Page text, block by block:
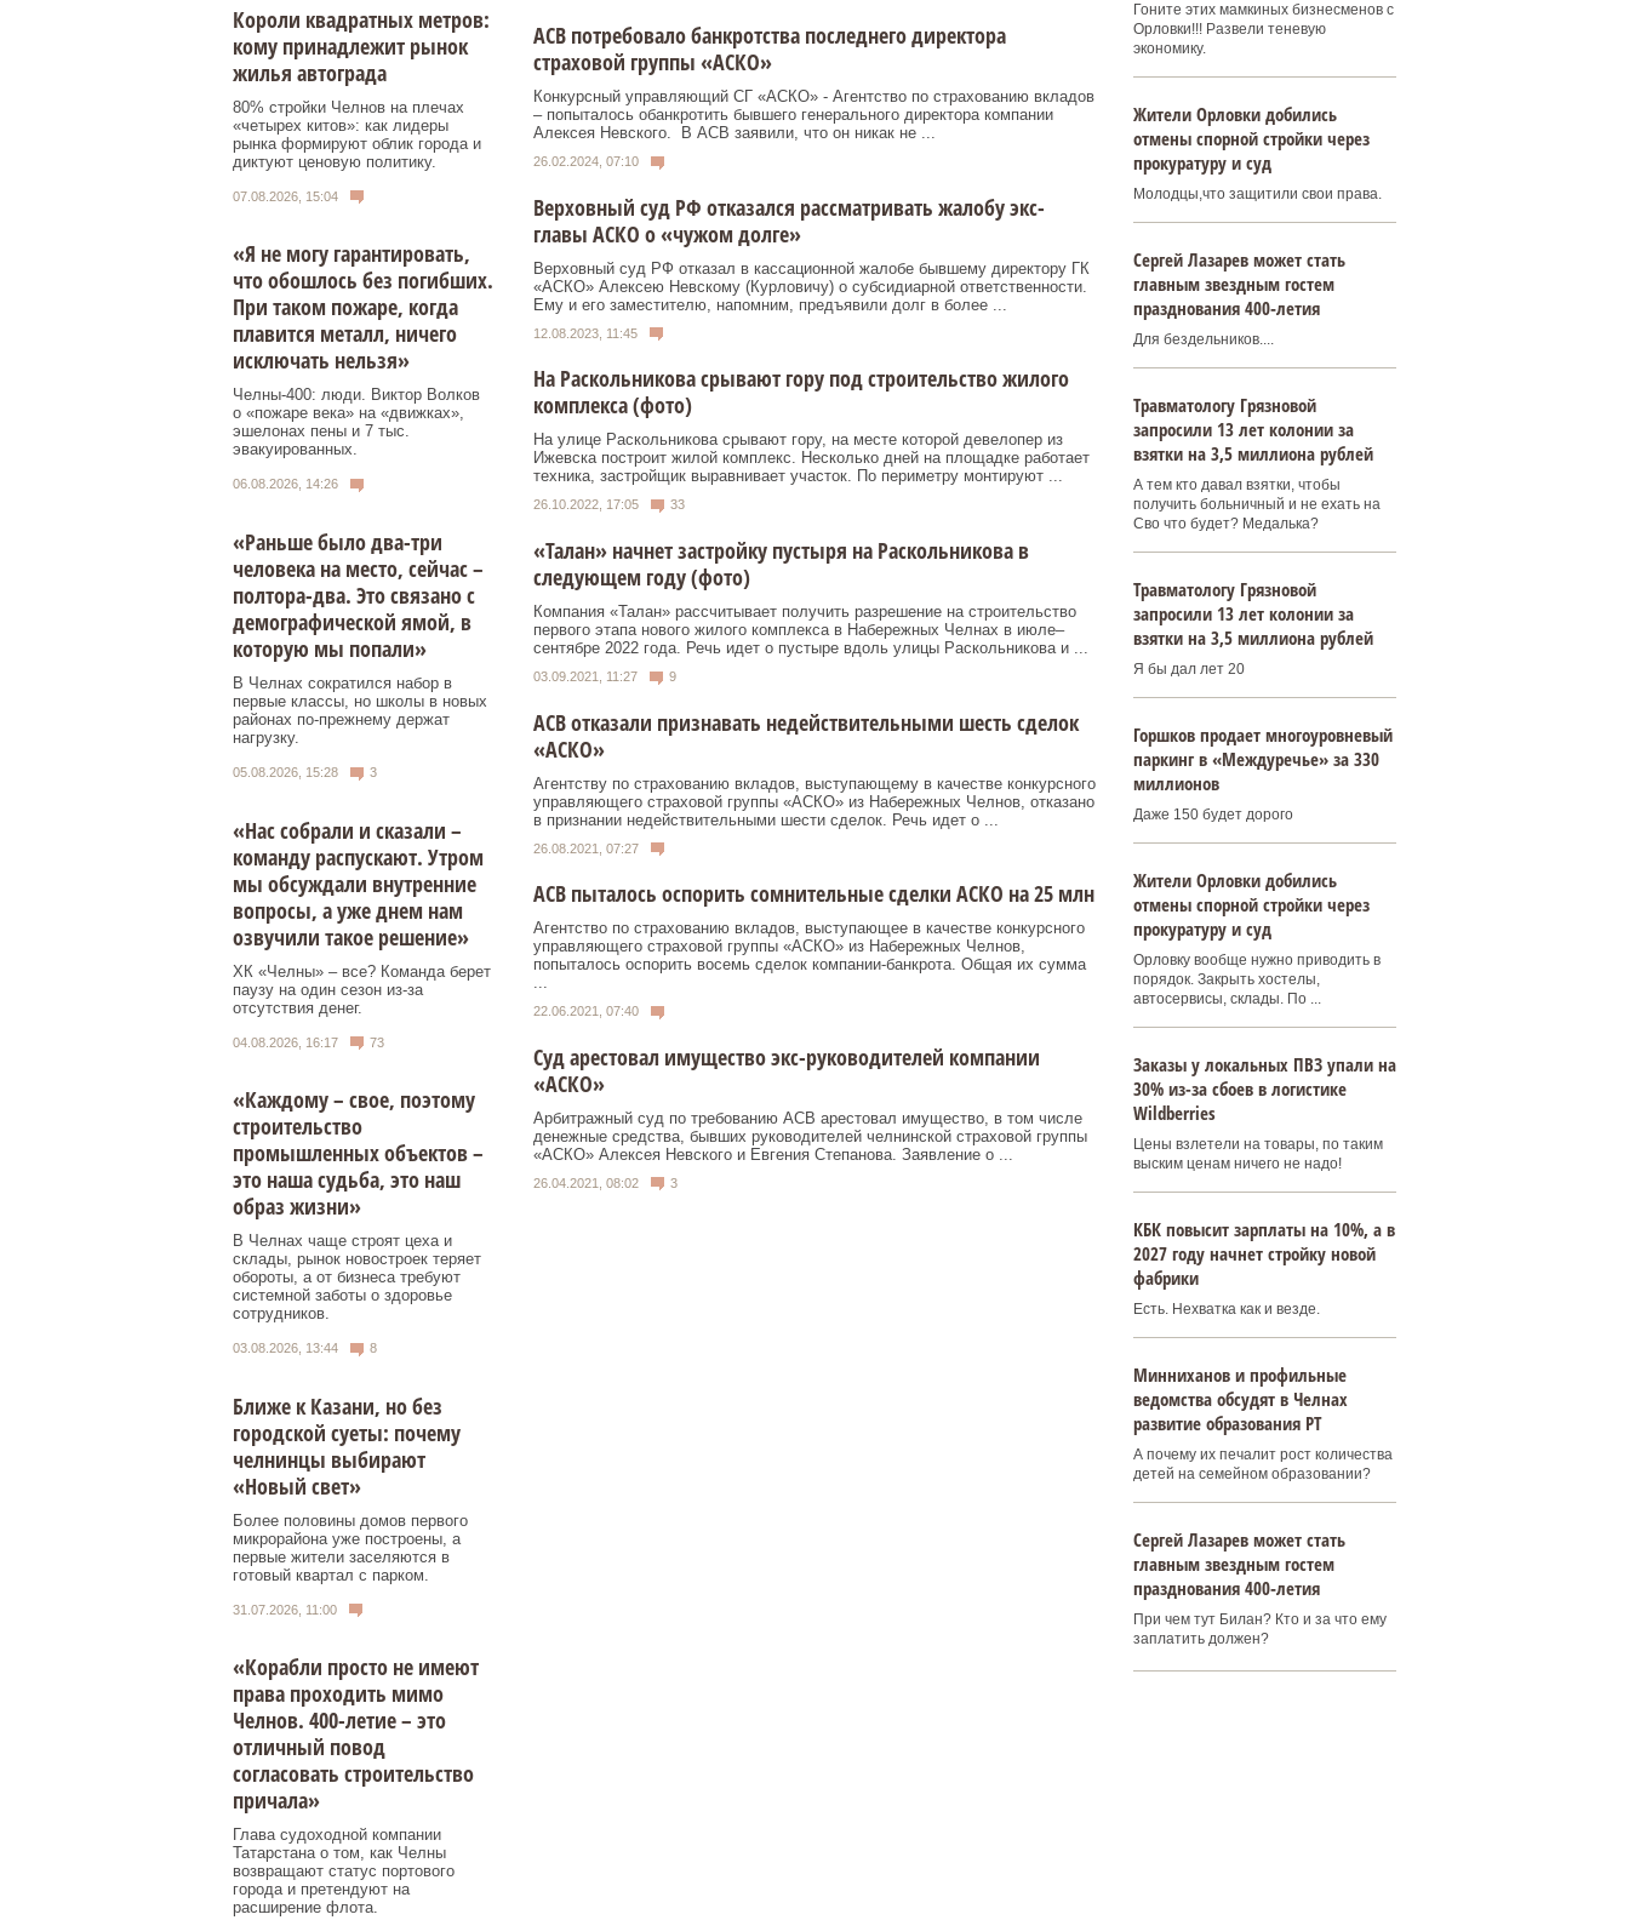
Короли квадратных метров:
кому принадлежит рынок
жилья автограда
80% стройки Челнов на плечах
«четырех китов»: как лидеры
рынка формируют облик города и
диктуют ценовую политику.
07.08.2026, 15:04
«Я не могу гарантировать,
что обошлось без погибших.
При таком пожаре, когда
плавится металл, ничего
исключать нельзя»
Челны-400: люди. Виктор Волков
о «пожаре века» на «движках»,
эшелонах пены и 7 тыс.
эвакуированных.
06.08.2026, 14:26
«Раньше было два-три
человека на место, сейчас –
полтора-два. Это связано с
демографической ямой, в
которую мы попали»
В Челнах сократился набор в
первые классы, но школы в новых
районах по-прежнему держат
нагрузку.
05.08.2026, 15:28 3
«Нас собрали и сказали –
команду распускают. Утром
мы обсуждали внутренние
вопросы, а уже днем нам
озвучили такое решение»
ХК «Челны» – все? Команда берет
паузу на один сезон из-за
отсутствия денег.
04.08.2026, 16:17 73
«Каждому – свое, поэтому
строительство
промышленных объектов –
это наша судьба, это наш
образ жизни»
В Челнах чаще строят цеха и
склады, рынок новостроек теряет
обороты, а от бизнеса требуют
системной заботы о здоровье
сотрудников.
03.08.2026, 13:44 8
Ближе к Казани, но без
городской суеты: почему
челнинцы выбирают
«Новый свет»
Более половины домов первого
микрорайона уже построены, а
первые жители заселяются в
готовый квартал с парком.
31.07.2026, 11:00
«Корабли просто не имеют
права проходить мимо
Челнов. 400-летие – это
отличный повод
согласовать строительство
причала»
Глава судоходной компании
Татарстана о том, как Челны
возвращают статус портового
города и претендуют на
расширение флота.
АСВ потребовало банкротства последнего директора
страховой группы «АСКО»
Конкурсный управляющий СГ «АСКО» - Агентство по страхованию вкладов
– попыталось обанкротить бывшего генерального директора компании
Алексея Невского. В АСВ заявили, что он никак не ...
26.02.2024, 07:10
Верховный суд РФ отказался рассматривать жалобу экс-
главы АСКО о «чужом долге»
Верховный суд РФ отказал в кассационной жалобе бывшему директору ГК
«АСКО» Алексею Невскому (Курловичу) о субсидиарной ответственности.
Ему и его заместителю, напомним, предъявили долг в более ...
12.08.2023, 11:45
На Раскольникова срывают гору под строительство жилого
комплекса (фото)
На улице Раскольникова срывают гору, на месте которой девелопер из
Ижевска построит жилой комплекс. Несколько дней на площадке работает
техника, застройщик выравнивает участок. По периметру монтируют ...
26.10.2022, 17:05 33
«Талан» начнет застройку пустыря на Раскольникова в
следующем году (фото)
Компания «Талан» рассчитывает получить разрешение на строительство
первого этапа нового жилого комплекса в Набережных Челнах в июле–
сентябре 2022 года. Речь идет о пустыре вдоль улицы Раскольникова и ...
03.09.2021, 11:27 9
АСВ отказали признавать недействительными шесть сделок
«АСКО»
Агентству по страхованию вкладов, выступающему в качестве конкурсного
управляющего страховой группы «АСКО» из Набережных Челнов, отказано
в признании недействительными шести сделок. Речь идет о ...
26.08.2021, 07:27
АСВ пыталось оспорить сомнительные сделки АСКО на 25 млн
Агентство по страхованию вкладов, выступающее в качестве конкурсного
управляющего страховой группы «АСКО» из Набережных Челнов,
попыталось оспорить восемь сделок компании-банкрота. Общая их сумма
...
22.06.2021, 07:40
Суд арестовал имущество экс-руководителей компании
«АСКО»
Арбитражный суд по требованию АСВ арестовал имущество, в том числе
денежные средства, бывших руководителей челнинской страховой группы
«АСКО» Алексея Невского и Евгения Степанова. Заявление о ...
26.04.2021, 08:02 3
Гоните этих мамкиных бизнесменов с
Орловки!!! Развели теневую
экономику.
Жители Орловки добились
отмены спорной стройки через
прокуратуру и суд
Молодцы,что защитили свои права.
Сергей Лазарев может стать
главным звездным гостем
празднования 400‑летия
Для бездельников....
Травматологу Грязновой
запросили 13 лет колонии за
взятки на 3,5 миллиона рублей
А тем кто давал взятки, чтобы
получить больничный и не ехать на
Сво что будет? Медалька?
Травматологу Грязновой
запросили 13 лет колонии за
взятки на 3,5 миллиона рублей
Я бы дал лет 20
Горшков продает многоуровневый
паркинг в «Междуречье» за 330
миллионов
Даже 150 будет дорого
Жители Орловки добились
отмены спорной стройки через
прокуратуру и суд
Орловку вообще нужно приводить в
порядок. Закрыть хостелы,
автосервисы, склады. По ...
Заказы у локальных ПВЗ упали на
30% из-за сбоев в логистике
Wildberries
Цены взлетели на товары, по таким
выским ценам ничего не надо!
КБК повысит зарплаты на 10%, а в
2027 году начнет стройку новой
фабрики
Есть. Нехватка как и везде.
Минниханов и профильные
ведомства обсудят в Челнах
развитие образования РТ
А почему их печалит рост количества
детей на семейном образовании?
Сергей Лазарев может стать
главным звездным гостем
празднования 400‑летия
При чем тут Билан? Кто и за что ему
заплатить должен?